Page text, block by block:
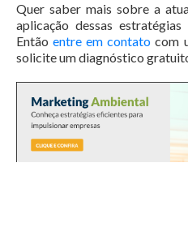
Quer saber mais sobre a
aplicação dessas
Entãoentre em contato com
solicite um diagnóstico